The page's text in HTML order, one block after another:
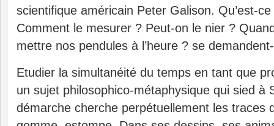
scientifique américain Peter Galison. Qu’est-
Comment le mesurer ? Peut-on le nier ?
mettre nos pendules à l’heure ? se
Etudier la simultanéité du temps en tant que
un sujet philosophico-métaphysique qui sied à
démarche cherche perpétuellement les traces